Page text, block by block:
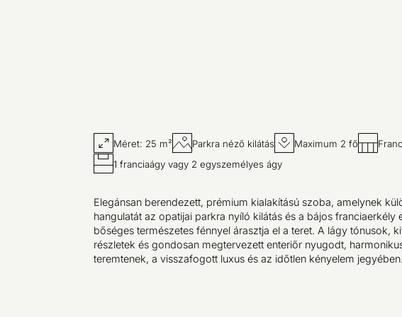
Méret: 25 m² Parkra néző kilátás Maximum 2 fő
1 franciaágy vagy 2 egyszemélyes ágy
Elegánsan berendezett, prémium kialakítású szoba, amelynek
hangulatát az opatijai parkra nyíló kilátás és a bájos franciaerkély
bőséges természetes fénnyel árasztja el a teret. A lágy tónusok,
részletek és gondosan megtervezett enteriőr nyugodt,
teremtenek, a visszafogott luxus és az időtlen kényelem jegyében.